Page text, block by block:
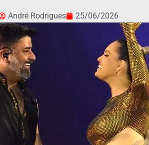
André Rodrigues 25/06/2026